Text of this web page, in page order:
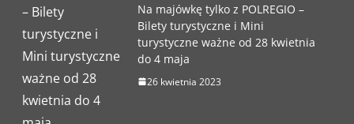
Na majówkę tylko z POLREGIO –
Bilety turystyczne i Mini
turystyczne ważne od 28 kwietnia
do 4 maja
26 kwietnia 2023